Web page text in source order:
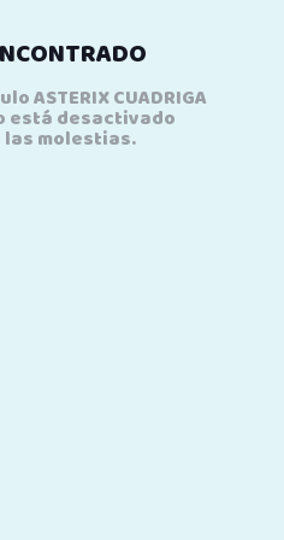
ASTERIX CUADRIGA
está desactivado
molestias.